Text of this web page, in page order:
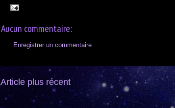
Aucun commentaire:
Enregistrer un commentaire
Article plus récent